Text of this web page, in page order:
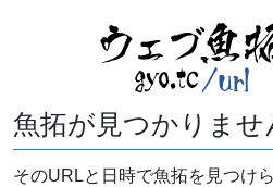
魚拓が見つかりませ
そのURLと日時で魚拓を見つけ